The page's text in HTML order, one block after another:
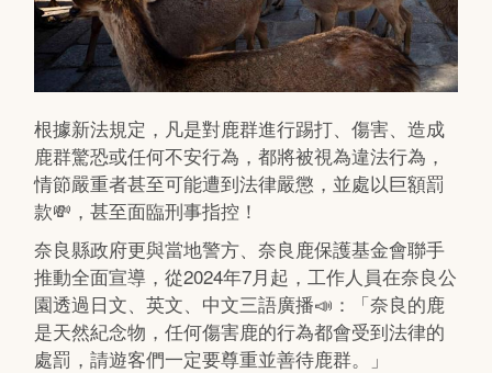
根據新法規定，凡是對鹿群進行踢打、傷害、造成
鹿群驚恐或任何不安行為，都將被視為違法行為，
情節嚴重者甚至可能遭到法律嚴懲，並處以巨額罰
款💸，甚至面臨刑事指控！
奈良縣政府更與當地警方、奈良鹿保護基金會聯手
推動全面宣導，從2024年7月起，工作人員在奈良公
園透過日文、英文、中文三語廣播📣：「奈良的鹿
是天然紀念物，任何傷害鹿的行為都會受到法律的
處罰，請遊客們一定要尊重並善待鹿群。」